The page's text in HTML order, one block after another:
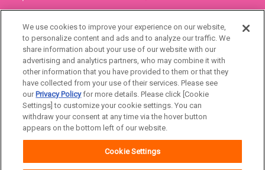
เกี่ยวกับโซฟี แผนผังเว็บไซต์
โซฟีในต่างประเทศ
Thailand
We use cookies to improve your experience on our website,
to personalize content and ads and to analyze our traffic. We
share information about your use of our website with our
advertising and analytics partners, who may combine it with
other information that you have provided to them or that they
have collected from your use of their services. Please see
our Privacy Policyfor more details. Please click [Cookie
Settings] to customize your cookie settings. You can
withdraw your consent at any time via the hover button
appears on the bottom left of our website.
Cookie Settings